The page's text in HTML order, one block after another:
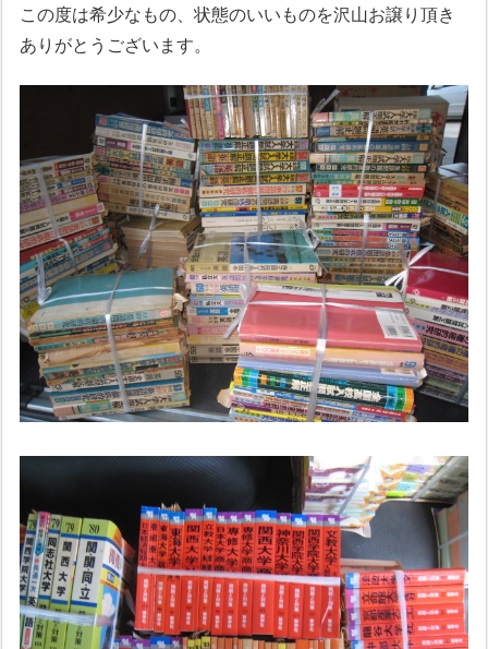
この度は希少なもの、状態のいいものを沢山お譲り頂き
ありがとうございます。